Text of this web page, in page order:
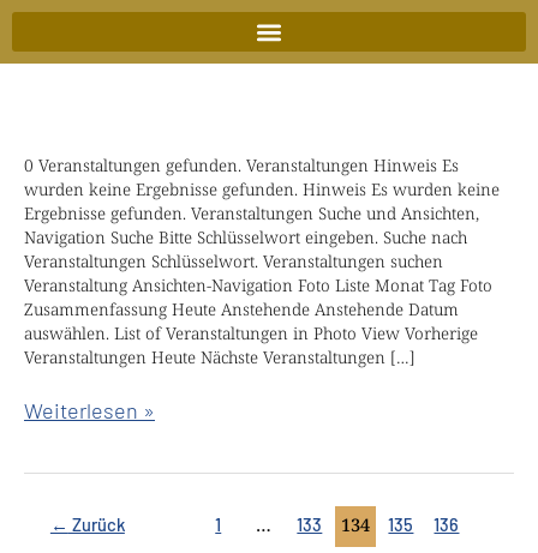
Zum
Inhalt
0 Veranstaltungen gefunden. Veranstaltungen Hinweis Es
wurden keine Ergebnisse gefunden. Hinweis Es wurden keine
Ergebnisse gefunden. Veranstaltungen Suche und Ansichten,
Navigation Suche Bitte Schlüsselwort eingeben. Suche nach
Veranstaltungen Schlüsselwort. Veranstaltungen suchen
Veranstaltung Ansichten-Navigation Foto Liste Monat Tag Foto
Zusammenfassung Heute Anstehende Anstehende Datum
auswählen. List of Veranstaltungen in Photo View Vorherige
Veranstaltungen Heute Nächste Veranstaltungen […]
Tonglen
Dienstag
mit
Lama
Thierry
Weiterlesen »
← Zurück 1 … 133 134 135
136